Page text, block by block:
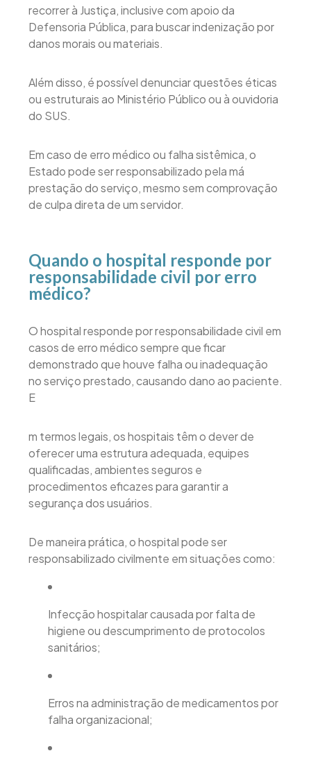
recorrer à Justiça, inclusive com apoio da
Defensoria Pública, para buscar indenização por
danos morais ou materiais.
Além disso, é possível denunciar questões éticas
ou estruturais ao Ministério Público ou à ouvidoria
do SUS.
Em caso de erro médico ou falha sistêmica, o
Estado pode ser responsabilizado pela má
prestação do serviço, mesmo sem comprovação
de culpa direta de um servidor.
Quando o hospital responde por
responsabilidade civil por erro
médico?
O hospital responde por responsabilidade civil em
casos de erro médico sempre que ficar
demonstrado que houve falha ou inadequação
no serviço prestado, causando dano ao paciente.
E
m termos legais, os hospitais têm o dever de
oferecer uma estrutura adequada, equipes
qualificadas, ambientes seguros e
procedimentos eficazes para garantir a
segurança dos usuários.
De maneira prática, o hospital pode ser
responsabilizado civilmente em situações como:
Infecção hospitalar causada por falta de
higiene ou descumprimento de protocolos
sanitários;
Erros na administração de medicamentos por
falha organizacional;